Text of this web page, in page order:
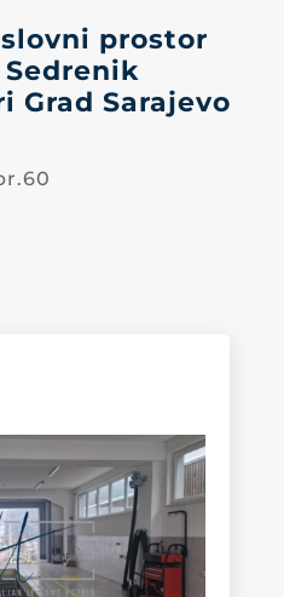
prostor
Sedrenik
Grad Sarajevo